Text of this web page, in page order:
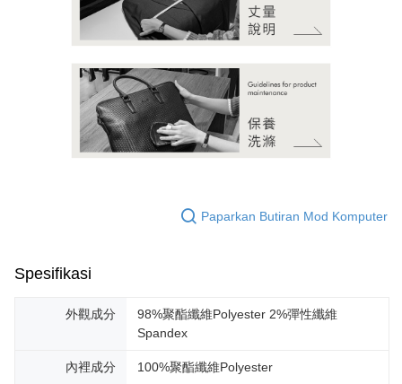
Paparkan Butiran Mod Komputer
Spesifikasi
外觀成分
98%聚酯纖維Polyester 2%彈性纖維
Spandex
內裡成分 100%聚酯纖維Polyester